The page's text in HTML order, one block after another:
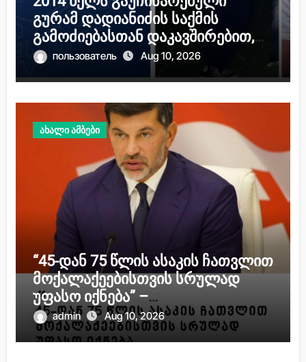
გურამ დადიანიძის საქმის
გამოძიებასთან დაკავშირებით,
შსს სპეციალურ განცხადებას
пользователь Aug 10, 2026
ახალი ამბები
“45-დან 75 წლის ასაკის ჩათვლით
მოქალაქეებისთვის სრულად
უფასო იქნება” –
გადაწყვეტილება, რომელიც 1-
ელი მაისიდან ამოქმედდება
admin Aug 10, 2026